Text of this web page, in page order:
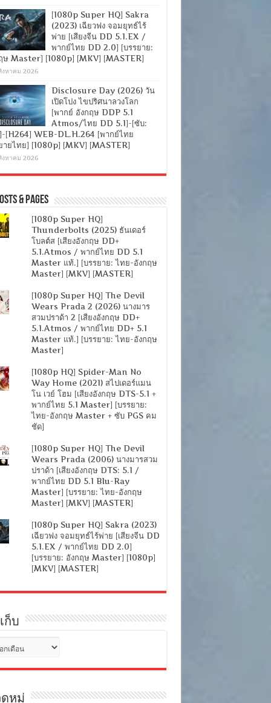
[1080p Super HQ] Sakra
(2023) เฉียวฟง จอมยุทธ์ไร้
พ่าย [เสียงจีน DD 5.1.EX /
พากย์ไทย DD 2.0] [บรรยาย:
ษ Master] [1080p] [MKV] [MASTER]
งหาคม 2026
Disclosure Day (2026) วัน
เปิดโปง ไขปริศนาลวงโลก
[พากย์ อังกฤษ DDP 5.1
Atmos/ไทย DD 5.1]-[ซับ:
[H264] WEB-DL.H.264 [พากย์ไทย
ายไทย] [1080p] [MKV] [MASTER]
งหาคม 2026
& Pages
[1080p Super HQ]
Thunderbolts (2025) ธันเดอร์
โบลต์ส [เสียงอังกฤษ DD+
5.1.Atmos / พากย์ไทย DD 5.1
Master แท้.] [บรรยาย: ไทย-อังกฤษ
Master] [MKV] [MASTER]
[1080p Super HQ] The Devil
Wears Prada 2 (2026) นางมาร
สวมปราด้า 2 [เสียงอังกฤษ DD+
5.1.Atmos / พากย์ไทย DD+ 5.1
Master แท้.] [บรรยาย: ไทย-อังกฤษ
Master]
[1080p HQ] Spider-Man No
Way Home (2021) สไปเดอร์แมน
โน เวย์ โฮม [เสียงอังกฤษ DTS-5.1 +
พากย์ไทย 5.1 Master] [บรรยาย:
ไทย-อังกฤษ Master + ซับ PGS คม
ชัด]
[1080p Super HQ] The Devil
Wears Prada (2006) นางมารสวม
ปราด้า [เสียงอังกฤษ DTS: 5.1 /
พากย์ไทย DD 5.1 Blu-Ray
Master] [บรรยาย: ไทย-อังกฤษ
Master] [MKV] [MASTER]
[1080p Super HQ] Sakra (2023)
เฉียวฟง จอมยุทธ์ไร้พ่าย [เสียงจีน DD
5.1.EX / พากย์ไทย DD 2.0]
[บรรยาย: อังกฤษ Master] [1080p]
[MKV] [MASTER]
ก็บ
หมู่